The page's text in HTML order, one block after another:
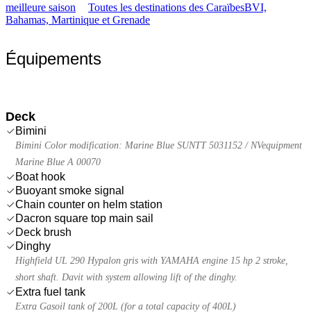
meilleure saison
Toutes les destinations des CaraïbesBVI,
Bahamas, Martinique et Grenade
Équipements
Deck
Bimini
Bimini Color modification: Marine Blue SUNTT 5031152 / NVequipment
Marine Blue A 00070
Boat hook
Buoyant smoke signal
Chain counter on helm station
Dacron square top main sail
Deck brush
Dinghy
Highfield UL 290 Hypalon gris with YAMAHA engine 15 hp 2 stroke,
short shaft. Davit with system allowing lift of the dinghy.
Extra fuel tank
Extra Gasoil tank of 200L (for a total capacity of 400L)